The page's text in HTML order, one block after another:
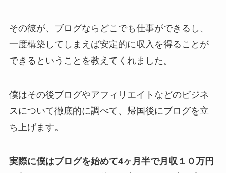
その彼が、ブログならどこでも仕事ができるし、
一度構築してしまえば安定的に収入を得ることが
できるということを教えてくれました。
僕はその後ブログやアフィリエイトなどのビジネ
スについて徹底的に調べて、帰国後にブログを立
ち上げます。
実際に僕はブログを始めて4ヶ月半で月収１０万円